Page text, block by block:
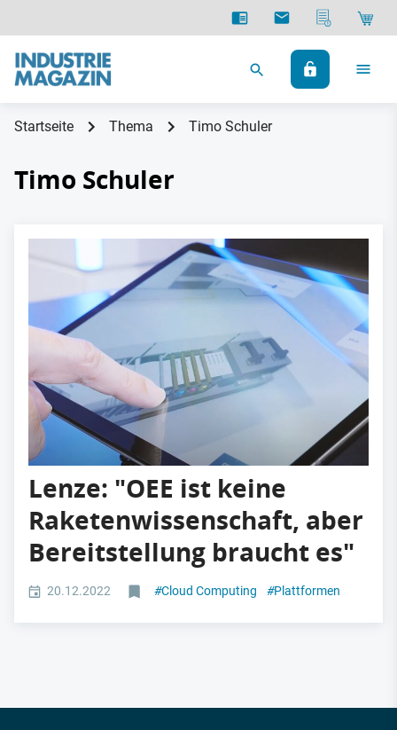
Startseite Thema Timo Schuler
Timo Schuler
Lenze: "OEE ist keine
Raketenwissenschaft, aber
Bereitstellung braucht es"
20.12.2022 #Cloud Computing #Plattformen